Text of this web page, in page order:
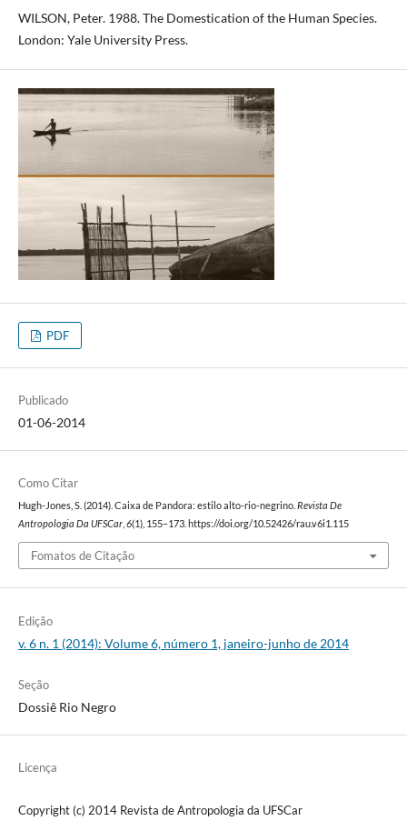
WILSON, Peter. 1988. The Domestication of the Human Species.
London: Yale University Press.
PDF
Publicado
01-06-2014
Como Citar
Hugh-Jones, S. (2014). Caixa de Pandora: estilo alto-rio-negrino. Revista De
Antropologia Da UFSCar, 6(1), 155–173. https://doi.org/10.52426/rau.v6i1.115
Fomatos de Citação
Edição
v. 6 n. 1 (2014): Volume 6, número 1, janeiro-junho de 2014
Seção
Dossiê Rio Negro
Licença
Copyright (c) 2014 Revista de Antropologia da UFSCar